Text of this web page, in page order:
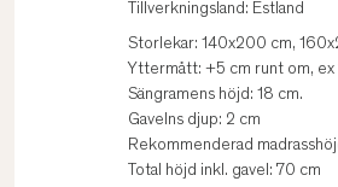
Tillverkningsland: Estland
Storlekar: 140x200 cm,
Yttermått: +5 cm runt om, ex
Sängramens höjd: 18 cm.
Gavelns djup: 2 cm
Rekommenderad
Total höjd inkl. gavel: 70 cm